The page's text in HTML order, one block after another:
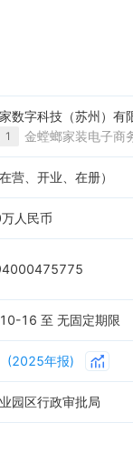
信用评价
进出口信
债券信息
地块公示
数字科技（苏州）有
1 金螳螂家装电子商
营、开业、在册）
人民币
16 至 无固定期限
(2025年报)
园区行政审批局